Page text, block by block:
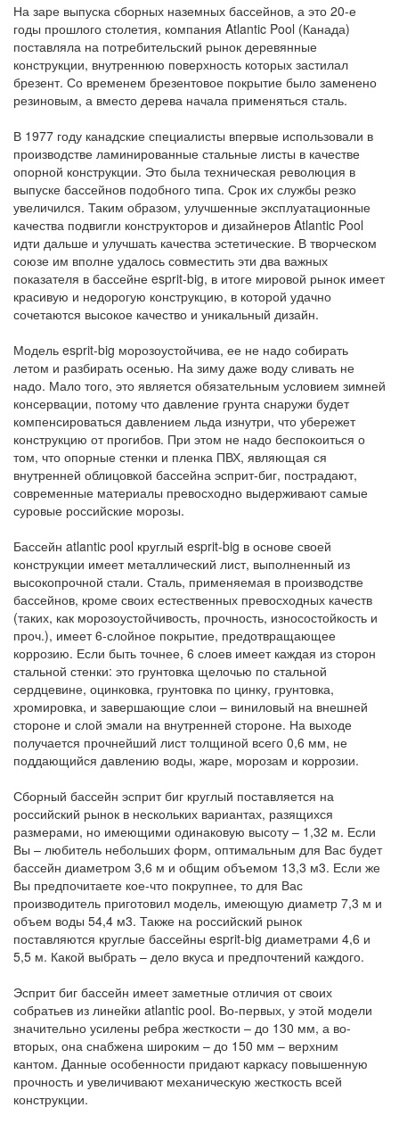
На заре выпуска сборных наземных бассейнов, а это 20-е
годы прошлого столетия, компания Atlantic Pool (Канада)
поставляла на потребительский рынок деревянные
конструкции, внутреннюю поверхность которых застилал
брезент. Со временем брезентовое покрытие было заменено
резиновым, а вместо дерева начала применяться сталь.
В 1977 году канадские специалисты впервые использовали в
производстве ламинированные стальные листы в качестве
опорной конструкции. Это была техническая революция в
выпуске бассейнов подобного типа. Срок их службы резко
увеличился. Таким образом, улучшенные эксплуатационные
качества подвигли конструкторов и дизайнеров Atlantic Pool
идти дальше и улучшать качества эстетические. В творческом
союзе им вполне удалось совместить эти два важных
показателя в бассейне esprit-big, в итоге мировой рынок имеет
красивую и недорогую конструкцию, в которой удачно
сочетаются высокое качество и уникальный дизайн.
Модель esprit-big морозоустойчива, ее не надо собирать
летом и разбирать осенью. На зиму даже воду сливать не
надо. Мало того, это является обязательным условием зимней
консервации, потому что давление грунта снаружи будет
компенсироваться давлением льда изнутри, что убережет
конструкцию от прогибов. При этом не надо беспокоиться о
том, что опорные стенки и пленка ПВХ, являющая ся
внутренней облицовкой бассейна эсприт-биг, пострадают,
современные материалы превосходно выдерживают самые
суровые российские морозы.
Бассейн atlantic pool круглый esprit-big в основе своей
конструкции имеет металлический лист, выполненный из
высокопрочной стали. Сталь, применяемая в производстве
бассейнов, кроме своих естественных превосходных качеств
(таких, как морозоустойчивость, прочность, износостойкость и
проч.), имеет 6-слойное покрытие, предотвращающее
коррозию. Если быть точнее, 6 слоев имеет каждая из сторон
стальной стенки: это грунтовка щелочью по стальной
сердцевине, оцинковка, грунтовка по цинку, грунтовка,
хромировка, и завершающие слои – виниловый на внешней
стороне и слой эмали на внутренней стороне. На выходе
получается прочнейший лист толщиной всего 0,6 мм, не
поддающийся давлению воды, жаре, морозам и коррозии.
Сборный бассейн эсприт биг круглый поставляется на
российский рынок в нескольких вариантах, разящихся
размерами, но имеющими одинаковую высоту – 1,32 м. Если
Вы – любитель небольших форм, оптимальным для Вас будет
бассейн диаметром 3,6 м и общим объемом 13,3 м3. Если же
Вы предпочитаете кое-что покрупнее, то для Вас
производитель приготовил модель, имеющую диаметр 7,3 м и
объем воды 54,4 м3. Также на российский рынок
поставляются круглые бассейны esprit-big диаметрами 4,6 и
5,5 м. Какой выбрать – дело вкуса и предпочтений каждого.
Эсприт биг бассейн имеет заметные отличия от своих
собратьев из линейки atlantic pool. Во-первых, у этой модели
значительно усилены ребра жесткости – до 130 мм, а во-
вторых, она снабжена широким – до 150 мм – верхним
кантом. Данные особенности придают каркасу повышенную
прочность и увеличивают механическую жесткость всей
конструкции.